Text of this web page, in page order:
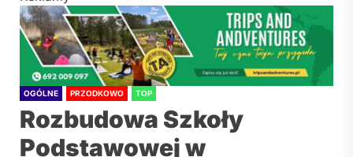
OGÓLNE PRZODKOWO TOP
Rozbudowa Szkoły
Podstawowej w